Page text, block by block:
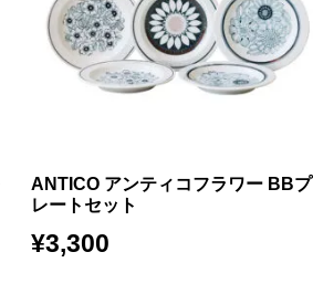
ANTICO アンティコフラワー BBプ
レートセット
¥3,300